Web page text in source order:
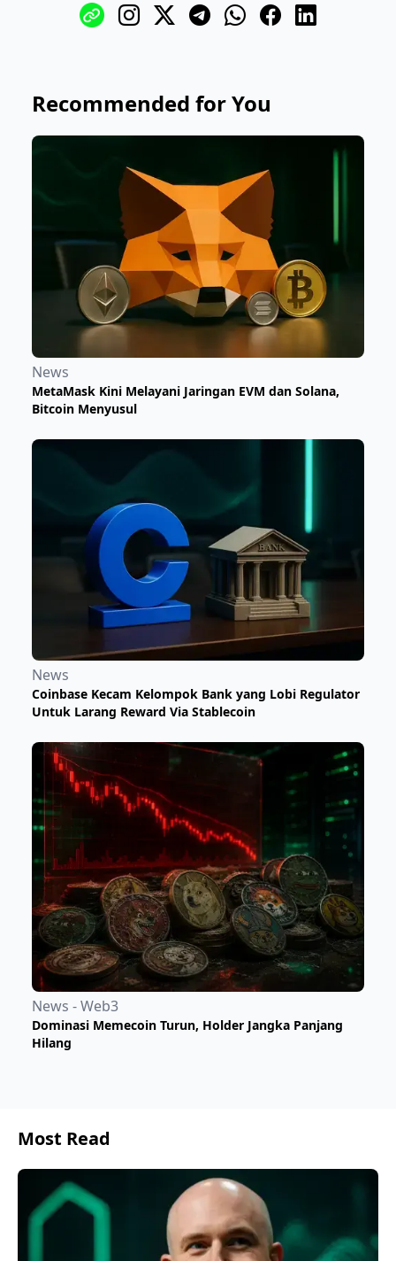
Recommended for You
News
MetaMask Kini Melayani Jaringan EVM dan Solana,
Bitcoin Menyusul
News
Coinbase Kecam Kelompok Bank yang Lobi Regulator
Untuk Larang Reward Via Stablecoin
News - Web3
Dominasi Memecoin Turun, Holder Jangka Panjang
Hilang
Most Read